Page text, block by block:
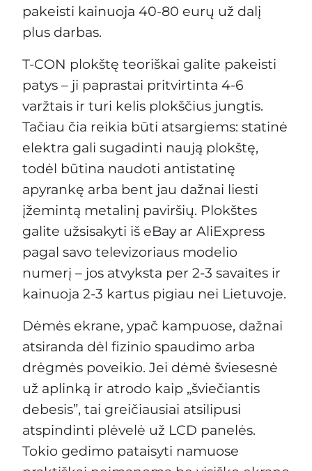
pakeisti kainuoja 40-80 eurų už dalį
plus darbas.
T-CON plokštę teoriškai galite pakeisti
patys – ji paprastai pritvirtinta 4-6
varžtais ir turi kelis plokščius jungtis.
Tačiau čia reikia būti atsargiems: statinė
elektra gali sugadinti naują plokštę,
todėl būtina naudoti antistatinę
apyrankę arba bent jau dažnai liesti
įžemintą metalinį paviršių. Plokštes
galite užsisakyti iš eBay ar AliExpress
pagal savo televizoriaus modelio
numerį – jos atvyksta per 2-3 savaites ir
kainuoja 2-3 kartus pigiau nei Lietuvoje.
Dėmės ekrane, ypač kampuose, dažnai
atsiranda dėl fizinio spaudimo arba
drėgmės poveikio. Jei dėmė šviesesnė
už aplinką ir atrodo kaip „šviečiantis
debesis”, tai greičiausiai atsilipusi
atspindinti plėvelė už LCD panelės.
Tokio gedimo pataisyti namuose